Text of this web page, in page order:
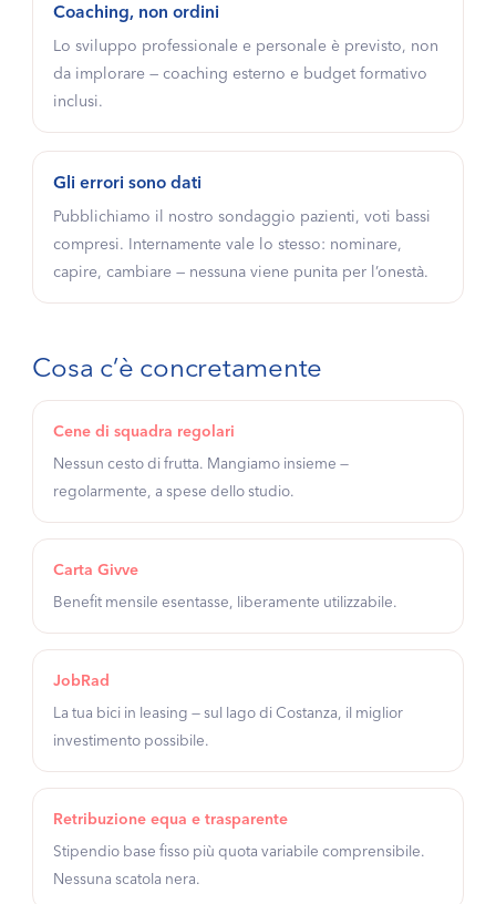
Coaching, non ordini
Lo sviluppo professionale e personale è previsto, non
da implorare — coaching esterno e budget formativo
inclusi.
Gli errori sono dati
Pubblichiamo il nostro sondaggio pazienti, voti bassi
compresi. Internamente vale lo stesso: nominare,
capire, cambiare — nessuna viene punita per l’onestà.
Cosa c’è concretamente
Cene di squadra regolari
Nessun cesto di frutta. Mangiamo insieme —
regolarmente, a spese dello studio.
Carta Givve
Benefit mensile esentasse, liberamente utilizzabile.
JobRad
La tua bici in leasing — sul lago di Costanza, il miglior
investimento possibile.
Retribuzione equa e trasparente
Stipendio base fisso più quota variabile comprensibile.
Nessuna scatola nera.